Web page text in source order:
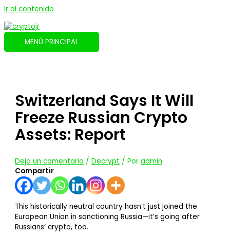
Ir al contenido
MENÚ PRINCIPAL
Switzerland Says It Will
Freeze Russian Crypto
Assets: Report
Deja un comentario /Decrypt / Poradmin
Compartir
This historically neutral country hasn’t just joined the
European Union in sanctioning Russia—it’s going after
Russians’ crypto, too.